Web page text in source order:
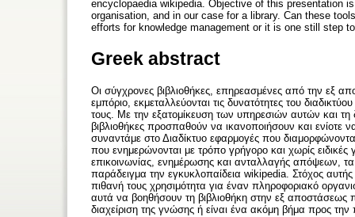
encyclopaedia wikipedia. Objective of this presentation
organisation, and in our case for a library. Can these
efforts for knowledge management or it is one still step
Greek abstract
Οι σύγχρονες βιβλιοθήκες, επηρεασμένες από την εξ
εμπόριο, εκμεταλλεύονται τις δυνατότητες του
τους. Με την εξατομίκευση των υπηρεσιών αυτών και
βιβλιοθήκες προσπαθούν να ικανοποιήσουν και
συναντάμε στο Διαδίκτυο εφαρμογές που
που ενημερώνονται με τρόπο γρήγορο και χωρίς
επικοινωνίας, ενημέρωσης και ανταλλαγής απόψεων,
παράδειγμα την εγκυκλοπαίδεια wikipedia. Στόχος
πιθανή τους χρησιμότητα για έναν πληροφοριακό
αυτά να βοηθήσουν τη βιβλιοθήκη στην εξ αποστάσεως
διαχείριση της γνώσης ή είναι ένα ακόμη βήμα προς